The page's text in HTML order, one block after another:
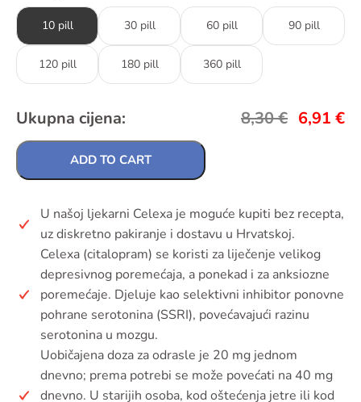
10 pill 30 pill 60 pill 90 pill
120 pill 180 pill 360 pill
Ukupna cijena: 8,30€ 6,91 €
ADD TO CART
U našoj ljekarni Celexa je moguće kupiti bez recepta,
uz diskretno pakiranje i dostavu u Hrvatskoj.
Celexa (citalopram) se koristi za liječenje velikog
depresivnog poremećaja, a ponekad i za anksiozne
poremećaje. Djeluje kao selektivni inhibitor ponovne
pohrane serotonina (SSRI), povećavajući razinu
serotonina u mozgu.
Uobičajena doza za odrasle je 20 mg jednom
dnevno; prema potrebi se može povećati na 40 mg
dnevno. U starijih osoba, kod oštećenja jetre ili kod